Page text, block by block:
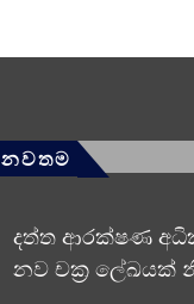
නවතම
දත්ත ආරක්ෂණ
නව චක්‍ර ලේඛයක්